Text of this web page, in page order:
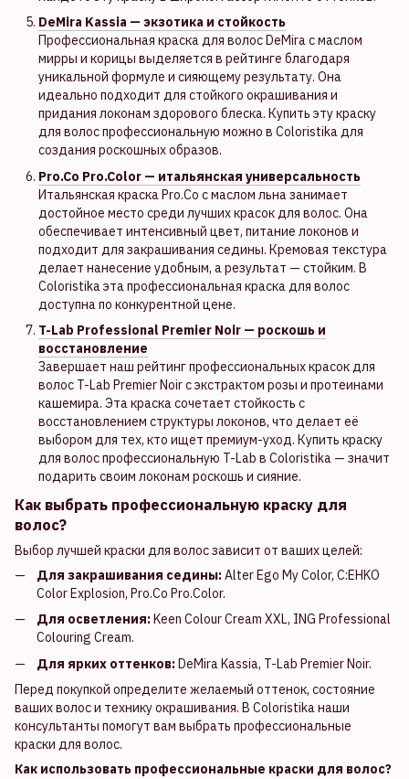
DeMira Kassia — экзотика и стойкость
Профессиональная краска для волос DeMira с маслом
мирры и корицы выделяется в рейтинге благодаря
уникальной формуле и сияющему результату. Она
идеально подходит для стойкого окрашивания и
придания локонам здорового блеска. Купить эту краску
для волос профессиональную можно в Coloristika для
создания роскошных образов.
Pro.Co Pro.Color — итальянская универсальность
Итальянская краска Pro.Co с маслом льна занимает
достойное место среди лучших красок для волос. Она
обеспечивает интенсивный цвет, питание локонов и
подходит для закрашивания седины. Кремовая текстура
делает нанесение удобным, а результат — стойким. В
Coloristika эта профессиональная краска для волос
доступна по конкурентной цене.
T-Lab Professional Premier Noir — роскошь и
восстановление
Завершает наш рейтинг профессиональных красок для
волос T-Lab Premier Noir с экстрактом розы и протеинами
кашемира. Эта краска сочетает стойкость с
восстановлением структуры локонов, что делает её
выбором для тех, кто ищет премиум-уход. Купить краску
для волос профессиональную T-Lab в Coloristika — значит
подарить своим локонам роскошь и сияние.
Как выбрать профессиональную краску для
волос?
Выбор лучшей краски для волос зависит от ваших целей:
Для закрашивания седины:Alter Ego My Color, C:EHKO
Color Explosion, Pro.Co Pro.Color.
Для осветления: Keen Colour Cream XXL, ING Professional
Colouring Cream.
Для ярких оттенков:DeMira Kassia, T-Lab Premier Noir.
Перед покупкой определите желаемый оттенок, состояние
ваших волос и технику окрашивания. В Coloristika наши
консультанты помогут вам выбрать профессиональные
краски для волос.
Как использовать профессиональные краски для волос?